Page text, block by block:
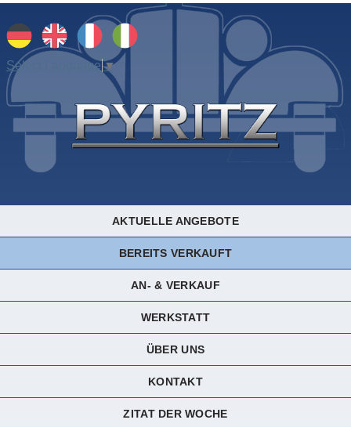
Select Language▼
AKTUELLE ANGEBOTE
BEREITS VERKAUFT
AN- & VERKAUF
WERKSTATT
ÜBER UNS
KONTAKT
ZITAT DER WOCHE